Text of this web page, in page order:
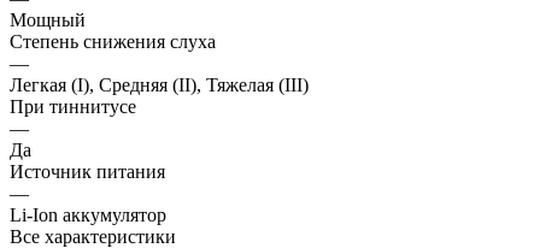
Мощный
Степень снижения слуха
—
Легкая (I), Средняя (II), Тяжелая (III)
При тиннитусе
—
Да
Источник питания
—
Li-Ion аккумулятор
Все характеристики